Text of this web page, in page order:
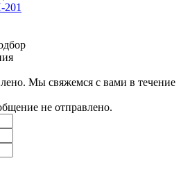
Мы свяжемся с вами в течение
не отправлено.